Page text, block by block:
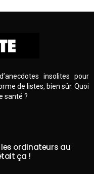
insolites pour
de listes, bien sûr. Quoi
santé ?
ordinateurs au
ça !